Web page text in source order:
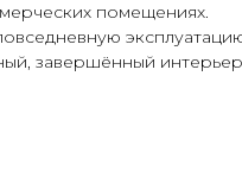
помещениях.
завершённый